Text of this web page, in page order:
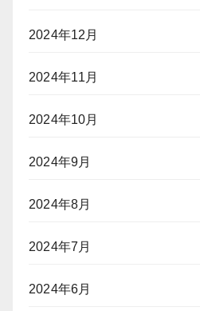
2024年12月
2024年11月
2024年10月
2024年9月
2024年8月
2024年7月
2024年6月